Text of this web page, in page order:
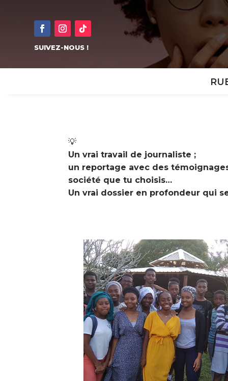
SUIVEZ-NOUS !
💡
Un vrai travail de journaliste ;
un reportage avec des
société que tu choisis…
Un vrai dossier en profondeur qui